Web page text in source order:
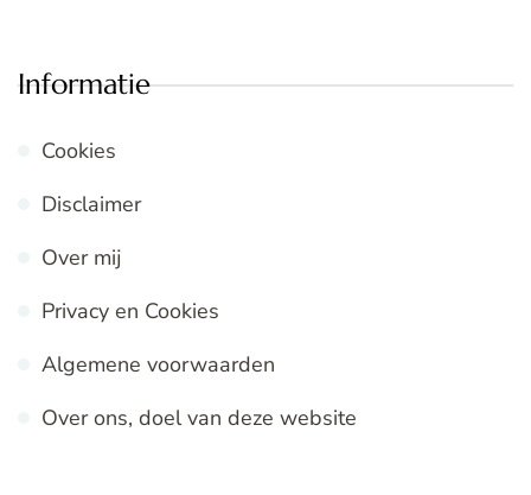
Informatie
Cookies
Disclaimer
Over mij
Privacy en Cookies
Algemene voorwaarden
Over ons, doel van deze website